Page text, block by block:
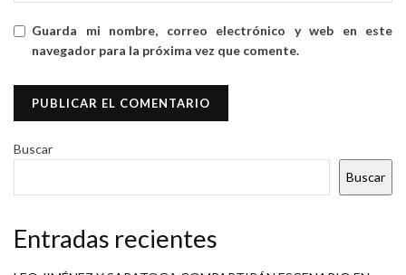
Guarda mi nombre, correo electrónico y web en este
navegador para la próxima vez que comente.
Buscar
Buscar
Entradas recientes